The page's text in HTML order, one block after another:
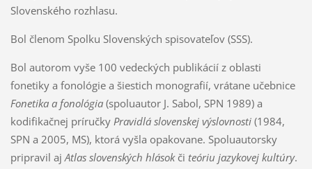
Slovenského rozhlasu.
Bol členom Spolku Slovenských spisovateľov (SSS).
Bol autorom vyše 100 vedeckých publikácií z oblasti
fonetiky a fonológie a šiestich monografií, vrátane učebnice
Fonetika a fonológia(spoluautor J. Sabol, SPN 1989) a
kodifikačnej príručky Pravidlá slovenskej výslovnosti(1984,
SPN a 2005, MS), ktorá vyšla opakovane. Spoluautorsky
pripravil aj Atlas slovenských hlásokči teóriu jazykovej kultúry.